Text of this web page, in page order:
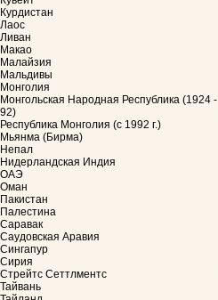
Курдистан
Лаос
Ливан
Макао
Малайзия
Мальдивы
Монголия
Монгольская Народная Республика (1924 -
92)
Республика Монголия (с 1992 г.)
Мьянма (Бирма)
Непал
Нидерландская Индия
ОАЭ
Оман
Пакистан
Палестина
Саравак
Саудовская Аравия
Сингапур
Сирия
Стрейтс Сеттлментс
Тайвань